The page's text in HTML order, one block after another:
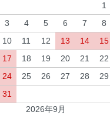
1
3 4 5 6 7
8
10 11 12 13 14
15
17 18 19 20 21
22
24 25 26 27 28
29
31
2026年9月